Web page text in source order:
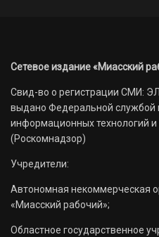
Сетевое издание «Миасский
Свид-во о регистрации СМИ:
выдано Федеральной службой
информационных технологий
(Роскомнадзор)
Учредители:
Автономная некоммерческая
«Миасский рабочий»;
Областное государственное